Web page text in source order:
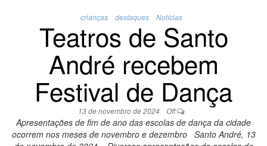
crianças destaques Notícias
Teatros de Santo
André recebem
Festival de Dança
13 de novembro de 2024 Off
Apresentações de fim de ano das escolas de dança da cidade
ocorrem nos meses de novembro e dezembro Santo André, 13